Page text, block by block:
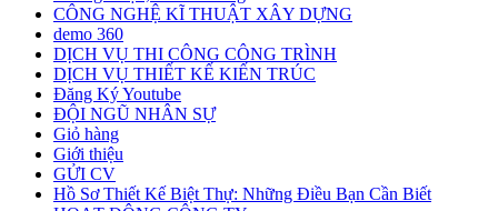
CÔNG NGHỆ KĨ THUẬT XÂY DỰNG
demo 360
DỊCH VỤ THI CÔNG CÔNG TRÌNH
DỊCH VỤ THIẾT KẾ KIẾN TRÚC
Đăng Ký Youtube
ĐỘI NGŨ NHÂN SỰ
Giỏ hàng
Giới thiệu
GỬI CV
Hồ Sơ Thiết Kế Biệt Thự: Những Điều Bạn Cần Biết